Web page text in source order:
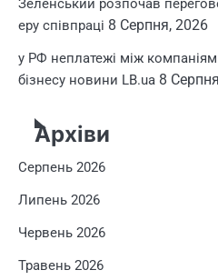
Зеленський розпочав
еру співпраці 8 Серпня, 2026
у РФ неплатежі між
бізнесу новини LB.ua 8
Архіви
Серпень 2026
Липень 2026
Червень 2026
Травень 2026